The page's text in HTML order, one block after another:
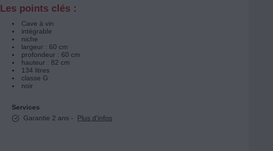
Les points clés :
Cave à vin
intégrable
niche
largeur : 60 cm
profondeur : 60 cm
hauteur : 82 cm
134 litres
classe G
noir
Services
Garantie 2 ans -
Plus d'infos